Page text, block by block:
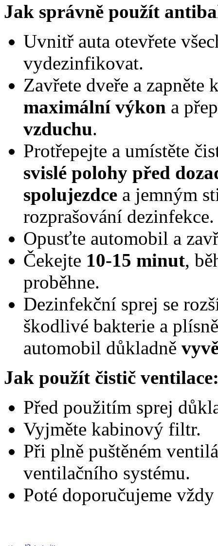
Jak správně použít
Uvnitř auta otevřete
vydezinfikovat.
Zavřete dveře a
maximální výkon a
vzduchu.
Protřepejte a umístěte
svislé polohy před
spolujezdce a jemným
rozprašování dezinfekce.
Opusťte automobil a
Čekejte 10-15 minut,
proběhne.
Dezinfekční sprej se
škodlivé bakterie a
automobil důkladně
Jak použít čistič
Před použitím sprej
Vyjměte kabinový filtr.
Při plně puštěném
ventilačního systému.
Poté doporučujeme